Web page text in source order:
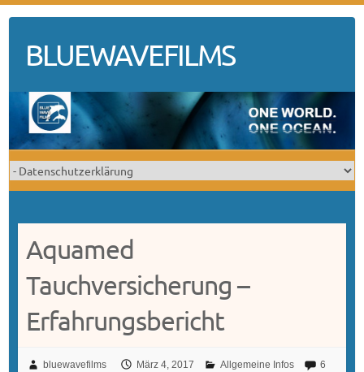
contentBLUEWAVEFILMS
Aquamed
Tauchversicherung –
Erfahrungsbericht
bluewavefilms März 4, 2017 Allgemeine Infos
6